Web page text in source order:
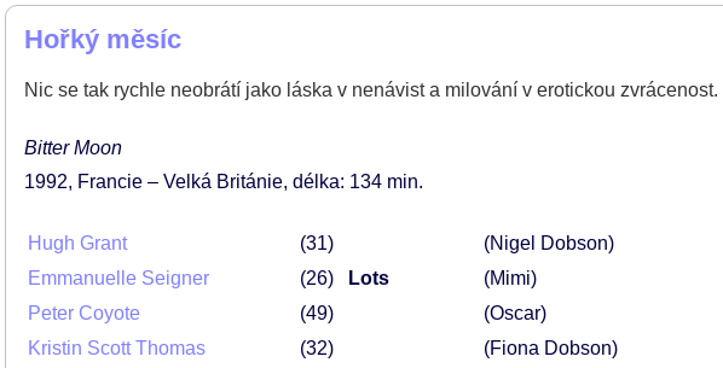
Hořký měsíc
Nic se tak rychle neobrátí jako láska v nenávist a milování v erotickou zvrácenost.
Bitter Moon
1992
Francie – Velká Británie délka: 134 min
Hugh Grant 31
(Nigel Dobson)
Emmanuelle Seigner
26 Lots
(Mimi)
Peter Coyote
49
(Oscar)
Kristin Scott Thomas
32 (Fiona Dobson)